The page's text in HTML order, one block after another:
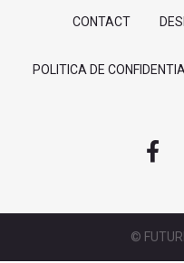
CONTACT
POLITICA DE
©